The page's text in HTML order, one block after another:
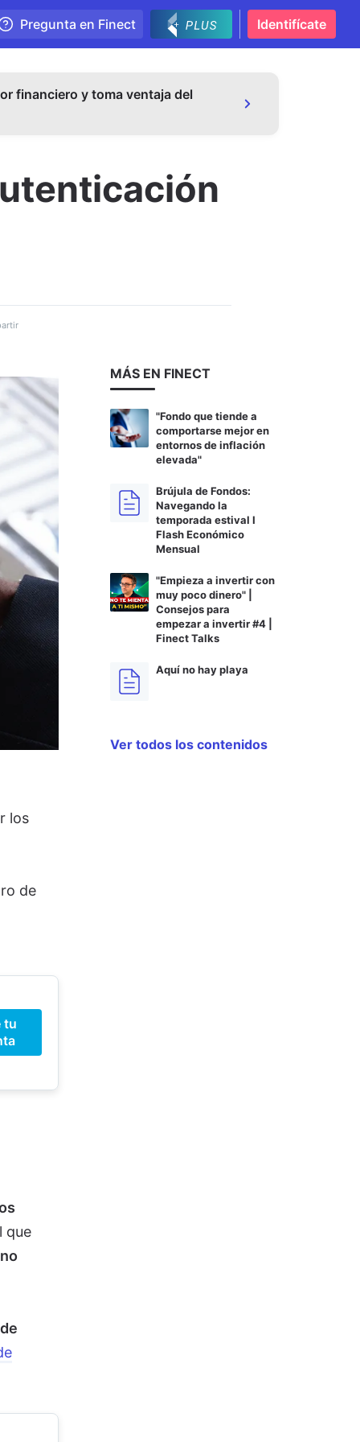
Pregunta en Finect Identifícate
financiero y toma ventaja del
los
de
tu
que
no
MÁS EN FINECT
"Fondo que tiende a
comportarse mejor en
entornos de inflación
elevada"
Brújula de Fondos:
Navegando la
temporada estival I
Flash Económico
Mensual
"Empieza a invertir con
muy poco dinero" |
Consejos para
empezar a invertir #4 |
Finect Talks
Aquí no hay playa
Ver todos los contenidos